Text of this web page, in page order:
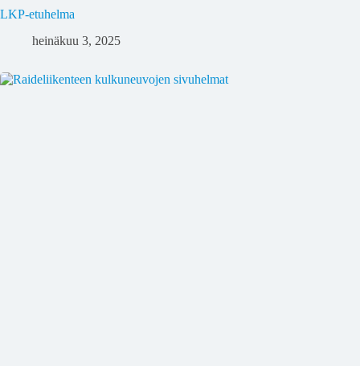
LKP-etuhelma
heinäkuu 3, 2025